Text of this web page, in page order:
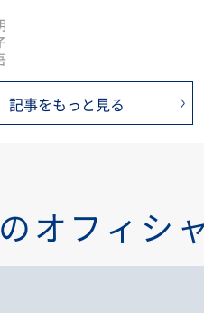
記事をもっと見る
オフィシ